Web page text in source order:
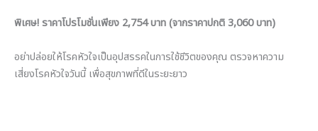
พิเศษ! ราคาโปรโมชั่นเพียง 2,754 บาท (จากราคาปกติ 3,060 บาท)
อย่าปล่อยให้โรคหัวใจเป็นอุปสรรคในการใช้ชีวิตของคุณ ตรวจหาความ
เสี่ยงโรคหัวใจวันนี้ เพื่อสุขภาพที่ดีในระยะยาว